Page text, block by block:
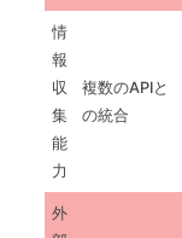
情
報
収
集
能
力
複数のAPIと
の統合
外